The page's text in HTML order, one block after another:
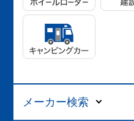
メーカー検索